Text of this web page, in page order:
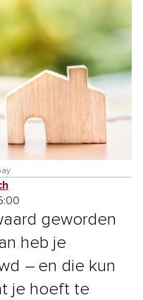
geworden
heb je
–en die kun
je hoeft te